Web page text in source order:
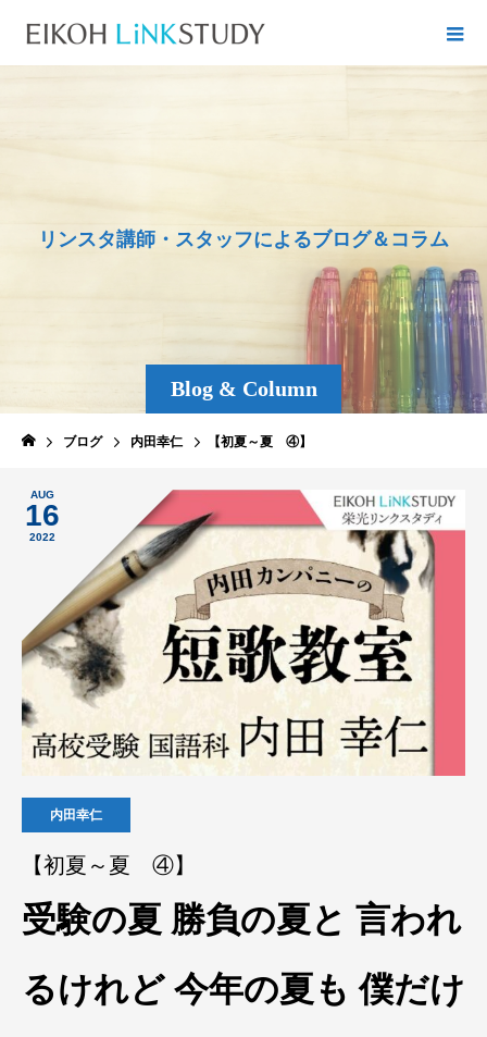
Blog & Column
リ ンスタ講師 ・ スタ ッ フによ るブログ＆ コ ラム
ブログ 内田幸仁 【初夏～夏 ④】
AUG
16
2022
内田幸仁
【初夏～夏 ④】
受験の夏 勝負の夏と 言われ
るけれど 今年の夏も 僕だけ